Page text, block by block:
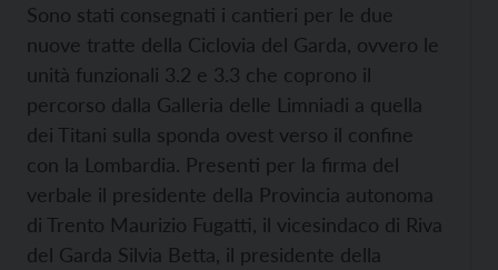
Sono stati consegnati i cantieri per le due
nuove tratte della Ciclovia del Garda, ovvero le
unità funzionali 3.2 e 3.3 che coprono il
percorso dalla Galleria delle Limniadi a quella
dei Titani sulla sponda ovest verso il confine
con la Lombardia. Presenti per la firma del
verbale il presidente della Provincia autonoma
di Trento Maurizio Fugatti, il vicesindaco di Riva
del Garda Silvia Betta, il presidente della